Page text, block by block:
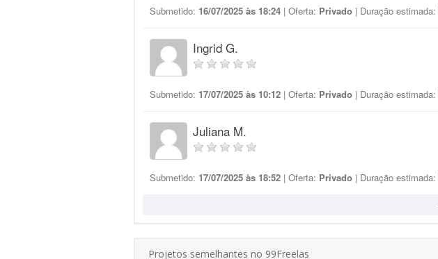
Submetido: 16/07/2025 às 18:24 | Oferta: Privado | Duração estimada:
Ingrid G.
Submetido: 17/07/2025 às 10:12 | Oferta: Privado | Duração estimada:
Juliana M.
Submetido: 17/07/2025 às 18:52 | Oferta: Privado | Duração estimada:
Projetos semelhantes no 99Freelas